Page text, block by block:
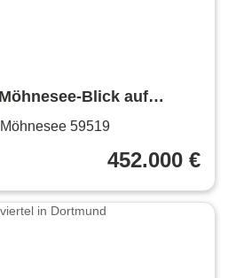
Blick auf
Möhnesee 59519
452.000 €